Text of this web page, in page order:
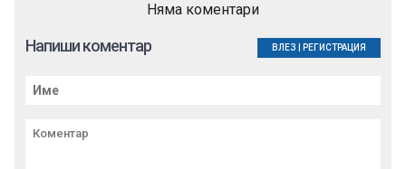
Няма коментари
Напиши коментар ВЛЕЗ РЕГИСТРАЦИЯ